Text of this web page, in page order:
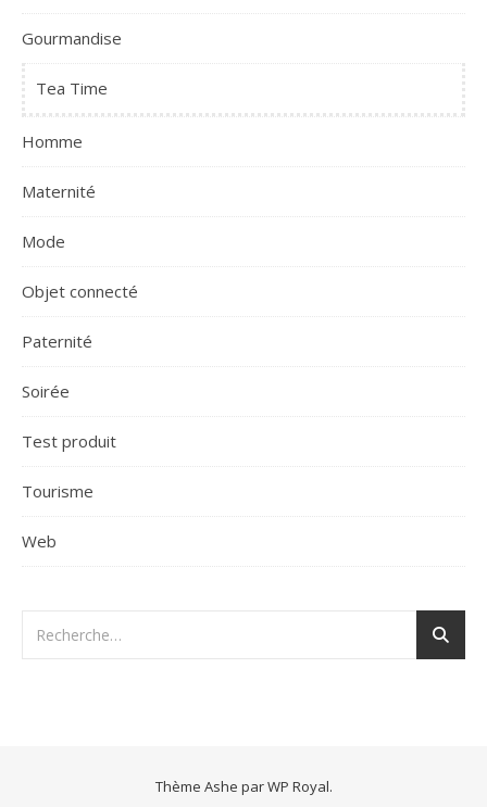
Gourmandise
Tea Time
Homme
Maternité
Mode
Objet connecté
Paternité
Soirée
Test produit
Tourisme
Web
Thème Ashe parWP Royal.